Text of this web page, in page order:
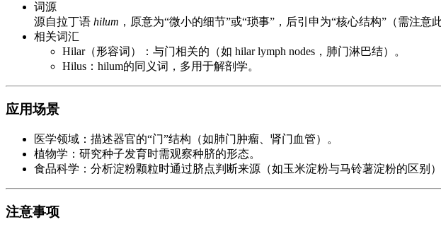
词源
源自拉丁语 hilum ，原意为“微小的细节”或“琐事”，后引申为“核心结构”（需注意
相关词汇
Hilar（形容词）：与门相关的（如 hilar lymph nodes，肺门淋巴结）。
Hilus：hilum的同义词，多用于解剖学。
应用场景
医学领域：描述器官的“门”结构（如肺门肿瘤、肾门血管）。
植物学：研究种子发育时需观察种脐的形态。
食品科学：分析淀粉颗粒时通过脐点判断来源（如玉米淀粉与马铃薯淀粉的区别）
注意事项